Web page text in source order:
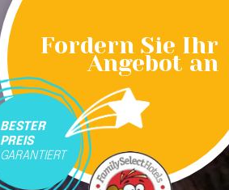
Fordern Sie Ihr
Angebot an
BESTER
PREIS
GARANTIERT